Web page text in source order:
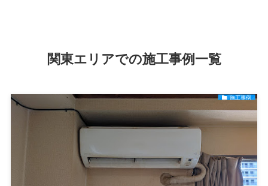
関東エリアでの施工事例一覧
施工事例